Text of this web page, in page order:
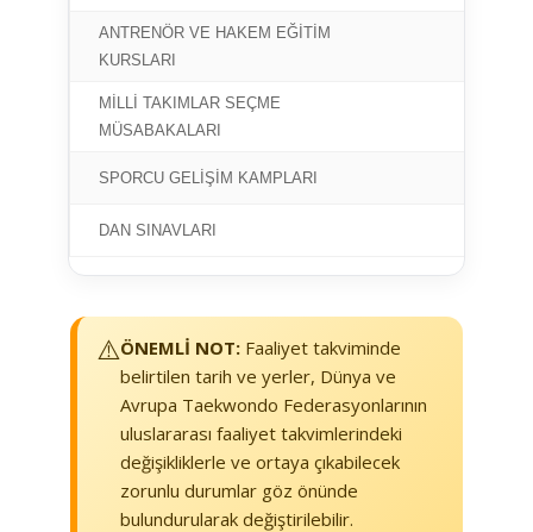
ANTRENÖR VE HAKEM EĞİTİM
KURSLARI
MİLLİ TAKIMLAR SEÇME
MÜSABAKALARI
SPORCU GELİŞİM KAMPLARI
DAN SINAVLARI
⚠️ÖNEMLİ NOT:Faaliyet takviminde
belirtilen tarih ve yerler, Dünya ve
Avrupa Taekwondo Federasyonlarının
uluslararası faaliyet takvimlerindeki
değişikliklerle ve ortaya çıkabilecek
zorunlu durumlar göz önünde
bulundurularak değiştirilebilir.